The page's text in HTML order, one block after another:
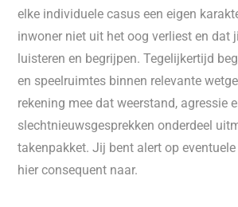
elke individuele casus een eigen
inwoner niet uit het oog verliest en dat
luisteren en begrijpen. Tegelijkertijd
en speelruimtes binnen relevante
rekening mee dat weerstand, agressie
slechtnieuwsgesprekken onderdeel
takenpakket. Jij bent alert op
hier consequent naar.